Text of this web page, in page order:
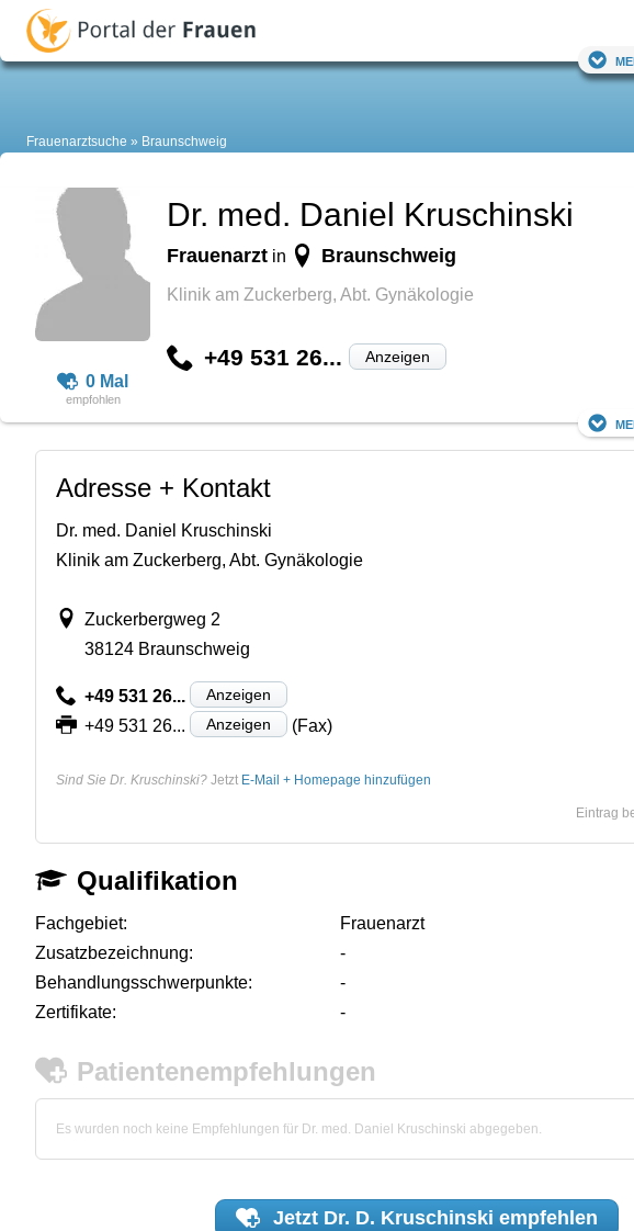
Frauenarztsuche Braunschweig
0 Mal
Dr. med. Daniel Kruschinski
Frauenarzt in Braunschweig
Klinik am Zuckerberg, Abt. Gynäkologie
+49 531 26... Anzeigen
Adresse + Kontakt
Dr. med. Daniel Kruschinski
Klinik am Zuckerberg, Abt. Gynäkologie
Zuckerbergweg 2
38124 Braunschweig
+49 531 26... Anzeigen
+49 531 26... Anzeigen (Fax)
Sind Sie Dr. Kruschinski? Jetzt E-Mail + Homepage hinzufügen
Eintrag
Qualifikation
Fachgebiet:
Frauenarzt
Zusatzbezeichnung:
-
Behandlungsschwerpunkte:
-
Zertifikate:
-
Patientenempfehlungen
Es wurden noch keine Empfehlungen für Dr. med. Daniel Kruschinski abgegeben.
Jetzt Dr. D. Kruschinski empfehlen